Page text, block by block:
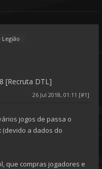
Legião
[Recruta DTL]
26 Jul 2018, 01:11 [#1]
jogos de passa o
(devido a dados do
que compras jogadores e